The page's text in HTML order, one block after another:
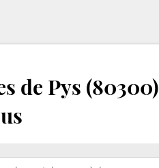
de Pys